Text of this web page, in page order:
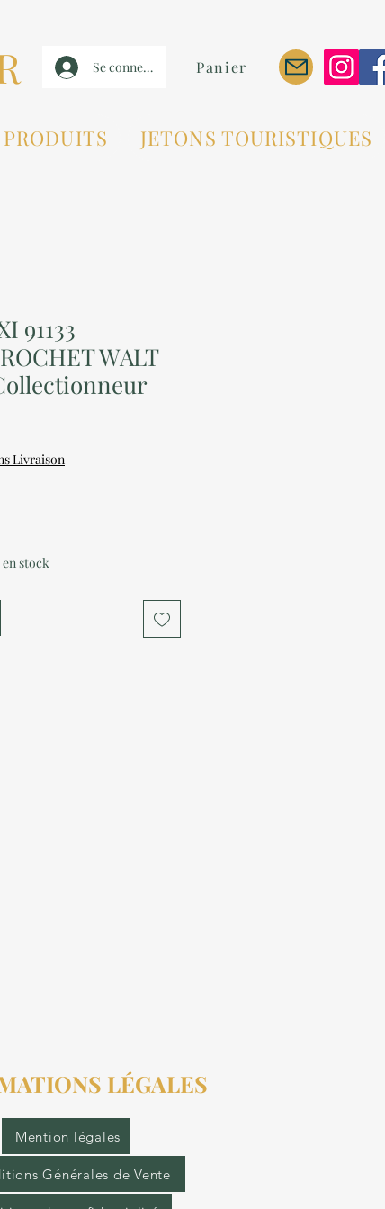
Se connecter Panier
JETONS TOURISTIQUES
91133
WALT
Livraison
en stock
LÉGALES
Mention légales
Générales de Vente